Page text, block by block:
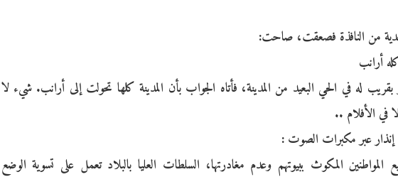
من النافذة فصعقت، صاحت:
أرانب
له في الحي البعيد من المدينة، فأتاه الجواب بأن المدينة كلها تحولت إلى أرانب. شيء لا
الأفلام ..
عبر مكبرات الصوت :
المكوث ببيوتهم وعدم مغادرتها، السلطات العليا بالبلاد تعمل على تسوية الوضع